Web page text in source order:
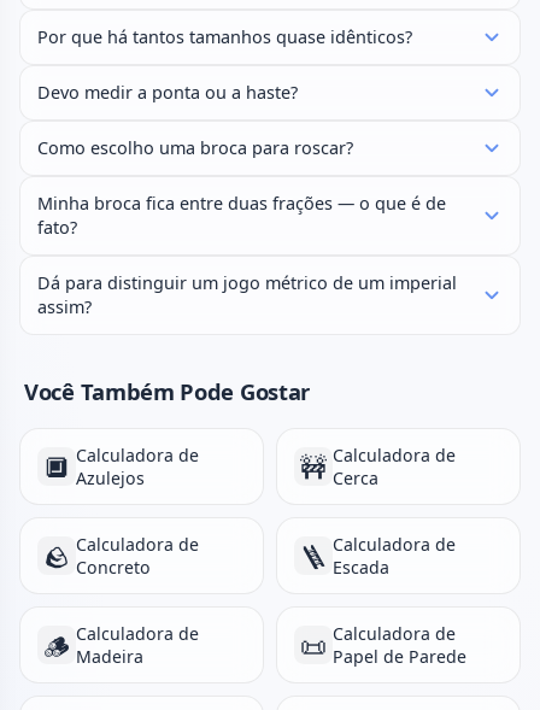
Por que há tantos tamanhos quase idênticos?
Devo medir a ponta ou a haste?
Como escolho uma broca para roscar?
Minha broca fica entre duas frações — o que é de
fato?
Dá para distinguir um jogo métrico de um imperial
assim?
Você Também Pode Gostar
🔲 Calculadora de
Azulejos
🚧 Calculadora de
Cerca
🪨 Calculadora de
Concreto
🪜 Calculadora de
Escada
🪵 Calculadora de
Madeira
📜 Calculadora de
Papel de Parede